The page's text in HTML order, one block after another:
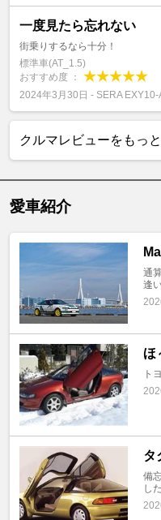
一度見たら忘れない
街乗りするなら十分！
標準車(AT_1.5)
おすすめ度 ：
2024年3月30日 - SERA EXY10-
クルマレビューをもっ
愛車紹介
通
逢
ほ
ト
タ
備
し